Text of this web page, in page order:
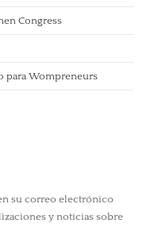
Congress
para Wompreneurs
su correo electrónico
y noticias sobre